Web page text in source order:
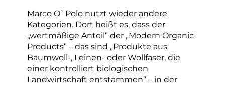
Marco O`Polo nutzt wieder andere
Kategorien. Dort heißt es, dass der
„wertmäßige Anteil“ der „Modern Organic-
Products“ – das sind „Produkte aus
Baumwoll-, Leinen- oder Wollfaser, die
einer kontrolliert biologischen
Landwirtschaft entstammen“ – in der